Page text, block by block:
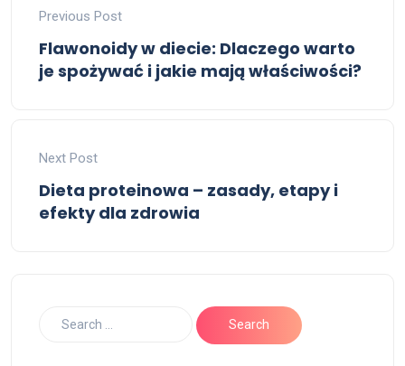
Previous Post
Flawonoidy w diecie: Dlaczego warto
je spożywać i jakie mają właściwości?
Next Post
Dieta proteinowa – zasady, etapy i
efekty dla zdrowia